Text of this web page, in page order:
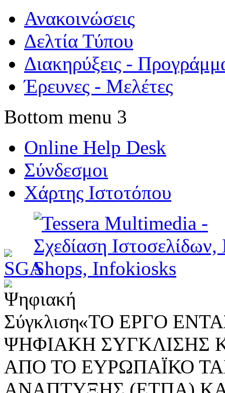
Ανακοινώσεις
Δελτία Τύπου
Διακηρύξεις -
Έρευνες - Μελέτες
Bottom menu 3
Online Help Desk
Σύνδεσμοι
Χάρτης Ιστοτόπου
«ΤΟ ΕΡΓΟ
ΨΗΦΙΑΚΗ ΣΥΓΚΛΙΣΗΣ
ΑΠΟ ΤΟ ΕΥΡΩΠΑΪΚΟ